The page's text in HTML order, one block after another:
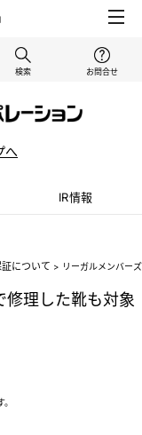
検索 お問合せ
へ
IR情報
について > リーガルメンバー
修理した靴も対象